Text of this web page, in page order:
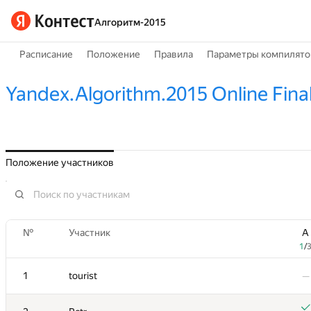
Алгоритм-2015
Расписание Положение Правила Параметры
Yandex.Algorithm.2015 Online
Положение участников
№ Участник A
1/3
1 tourist —
№ Участник A
1/3
1 tourist —